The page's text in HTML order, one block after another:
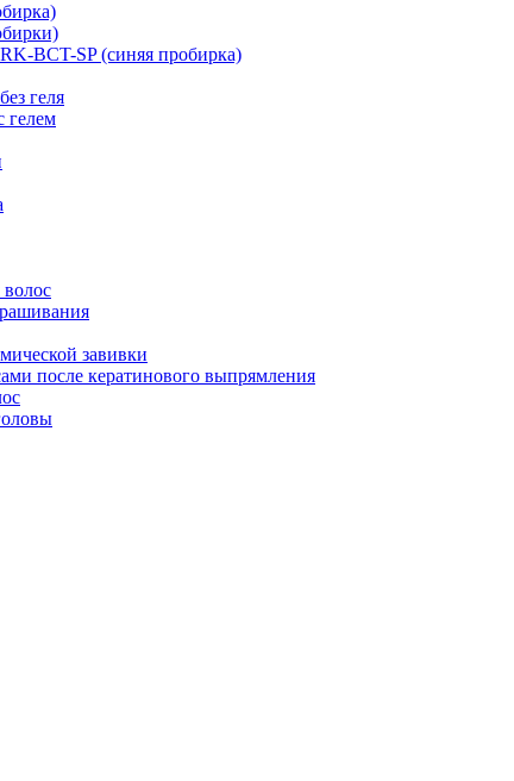
BCT-SP (синяя пробирка)
геля
гелем
завивки
после кератинового выпрямления